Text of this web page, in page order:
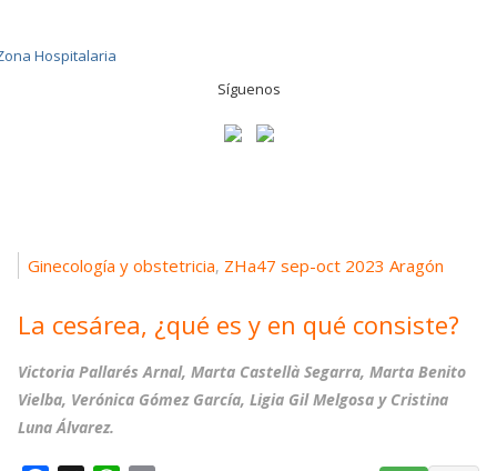
Síguenos
Ginecología y obstetricia, ZHa47 sep-oct 2023 Aragón
La cesárea, ¿qué es y en qué consiste?
Victoria Pallarés Arnal, Marta Castellà Segarra, Marta Benito
Vielba, Verónica Gómez García, Ligia Gil Melgosa y Cristina
Luna Álvarez.